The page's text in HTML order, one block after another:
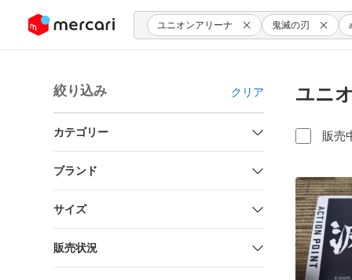
ツにスキップ ユニオンアリーナ 鬼滅の刃
絞り込み クリア
カテゴリー
ブランド
サイズ
販売状況
ユニ
販売